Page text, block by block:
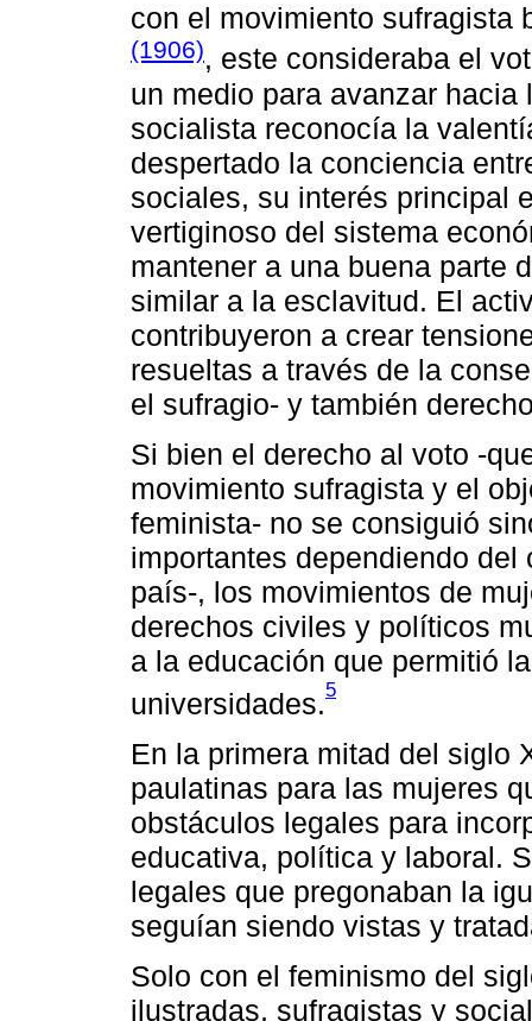
con el movimiento sufragista
(1906), este consideraba el
un medio para avanzar
socialista reconocía la
despertado la conciencia
sociales, su interés principal
vertiginoso del sistema
mantener a una buena parte
similar a la esclavitud. El
contribuyeron a crear
resueltas a través de la
el sufragio- y también
Si bien el derecho al voto -
movimiento sufragista y el
feminista- no se consiguió
importantes dependiendo
país-, los movimientos de
derechos civiles y políticos
a la educación que permitió
universidades.5
En la primera mitad del siglo
paulatinas para las mujeres
obstáculos legales para
educativa, política y laboral.
legales que pregonaban la
seguían siendo vistas y
Solo con el feminismo del
ilustradas, sufragistas y